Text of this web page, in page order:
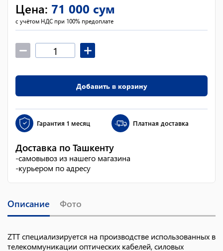
Цена: 71 000 сум
с учётом НДС при 100% предоплате
Добавить в корзину
Гарантия 1 месяц Платная доставка
Доставка по Ташкенту
-самовывоз из нашего магазина
-курьером по адресу
Описание Фото
ZTT специализируется на производстве использованных в
телекоммуникации оптических кабелей, силовых